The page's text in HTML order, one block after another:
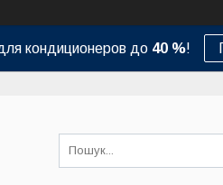
кондиционеров до 40 %!